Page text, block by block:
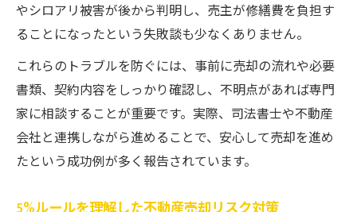
やシロアリ被害が後から判明し、売主が修繕費を負担す
ることになったという失敗談も少なくありません。
これらのトラブルを防ぐには、事前に売却の流れや必要
書類、契約内容をしっかり確認し、不明点があれば専門
家に相談することが重要です。実際、司法書士や不動産
会社と連携しながら進めることで、安心して売却を進め
たという成功例が多く報告されています。